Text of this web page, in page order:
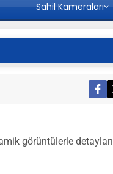
Sahil Kameraları
görüntülerle detayları